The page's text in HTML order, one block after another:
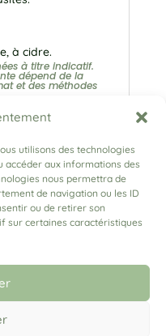
utilisons des technologies
accéder aux informations des
nous permettra de
de navigation ou les ID
ou de retirer son
sur certaines caractéristiques
à cidre.
à titre indicatif.
dépend de la
et des méthodes